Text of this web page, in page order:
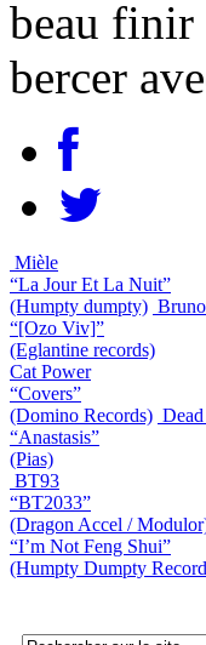
beau finir
bercer
Mièle
“La Jour Et La Nuit”
(Humpty dumpty)
“[Ozo Viv]”
(Eglantine records)
Cat Power
“Covers”
(Domino Records)
“Anastasis”
(Pias)
BT93
“BT2033”
(Dragon Accel /
“I’m Not Feng Shui”
(Humpty Dumpty